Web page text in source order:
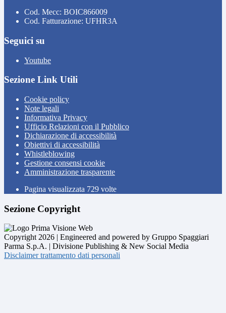
Cod. Mecc: BOIC866009
Cod. Fatturazione: UFHR3A
Seguici su
Youtube
Sezione Link Utili
Cookie policy
Note legali
Informativa Privacy
Ufficio Relazioni con il Pubblico
Dichiarazione di accessibilità
Obiettivi di accessibilità
Whistleblowing
Gestione consensi cookie
Amministrazione trasparente
Pagina visualizzata 729 volte
Sezione Copyright
Copyright 2026 | Engineered and powered by Gruppo Spaggiari
Parma S.p.A. | Divisione Publishing & New Social Media
Disclaimer trattamento dati personali